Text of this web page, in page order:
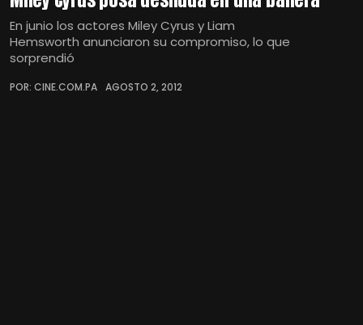
En junio los actores Miley Cyrus y Liam
Hemsworth anunciaron su compromiso, lo que
sorprendió
POR: CINE.COM.PA AGOSTO 2, 2012